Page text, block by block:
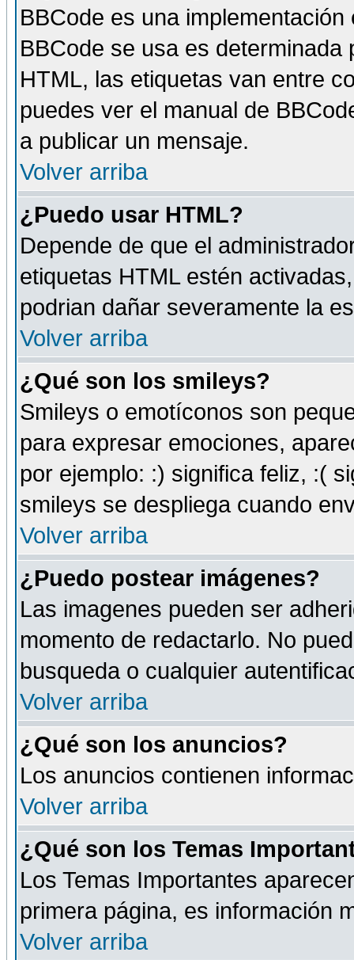
BBCode es una
BBCode se usa es
HTML, las etiquetas van entre
puedes ver el manual de
a publicar un mensaje.
Volver arriba
¿Puedo usar HTML?
Depende de que el
etiquetas HTML estén
podrian dañar severamente la
Volver arriba
¿Qué son los smileys?
Smileys o emotíconos son
para expresar emociones,
por ejemplo: :) significa feliz, :(
smileys se despliega cuando
Volver arriba
¿Puedo postear imágenes?
Las imagenes pueden ser
momento de redactarlo. No
busqueda o cualquier
Volver arriba
¿Qué son los anuncios?
Los anuncios contienen
Volver arriba
¿Qué son los Temas
Los Temas Importantes
primera página, es información
Volver arriba